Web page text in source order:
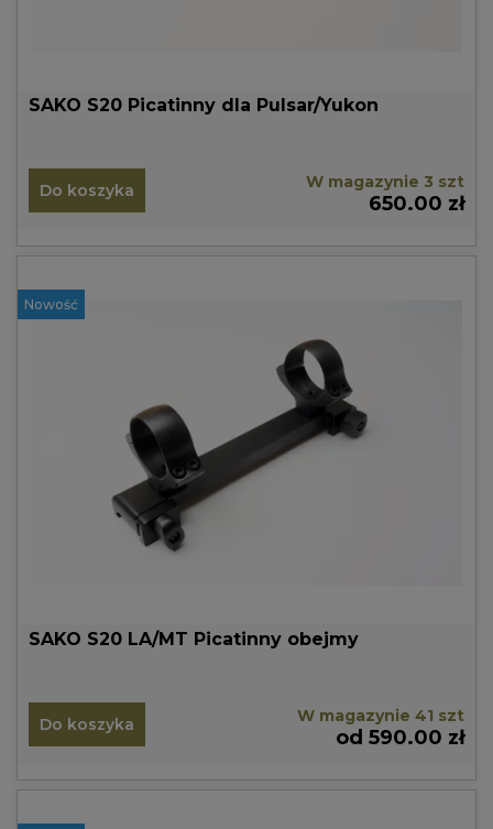
SAKO S20 Picatinny dla Pulsar/Yukon
Do koszyka W magazynie 3 szt
650.00 zł
Nowość
SAKO S20 LA/MT Picatinny obejmy
Do koszyka W magazynie 41 szt
od 590.00 zł